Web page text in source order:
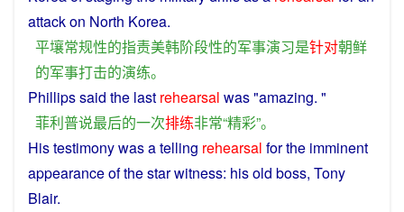
attack on North Korea.
平壤常规性的指责美韩阶段性的军事演习是针对朝鲜
的军事打击的演练。
Phillipssaid the last rehearsal was"amazing. "
菲利普说最后的一次排练非常“精彩”。
Histestimonywasatelling rehearsal forthe imminent
appearanceofthe starwitness: his old boss, Tony
Blair.